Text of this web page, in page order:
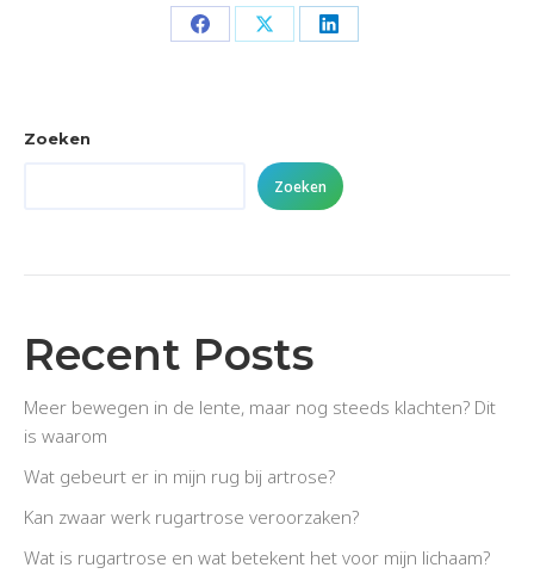
Share Share Share
Zoeken
Zoeken
Recent Posts
Meer bewegen in de lente, maar nog steeds klachten? Dit
is waarom
Wat gebeurt er in mijn rug bij artrose?
Kan zwaar werk rugartrose veroorzaken?
Wat is rugartrose en wat betekent het voor mijn lichaam?